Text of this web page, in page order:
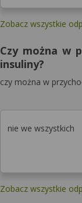
Zobacz wszystkie
Czy można w
insuliny?
czy można w
nie we wszystkich
Zobacz wszystkie